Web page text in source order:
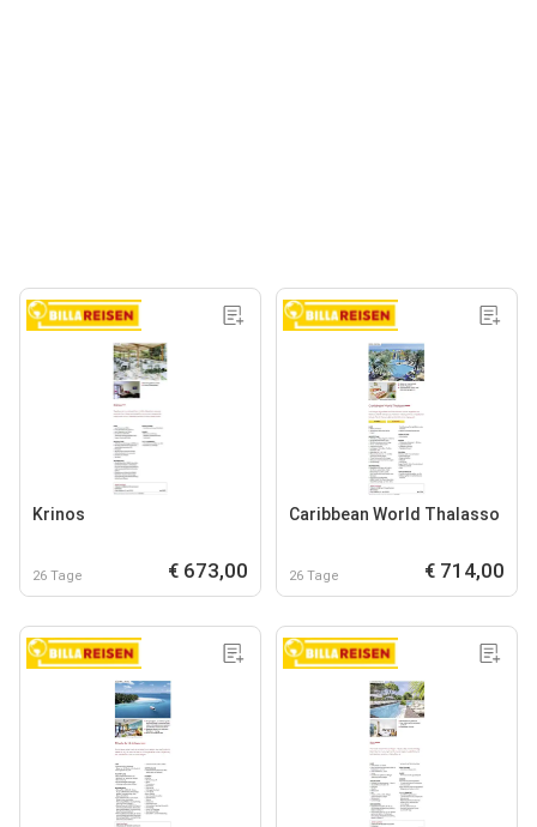
Krinos
26 Tage € 673,00
Caribbean World Thalasso
26 Tage € 714,00